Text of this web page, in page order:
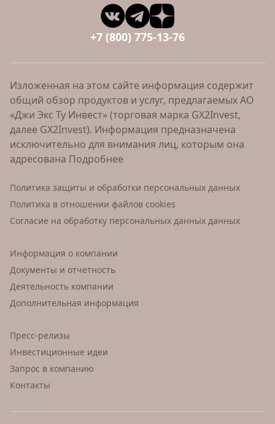
+7 (800) 775-13-76
Изложенная на этом сайте информация содержит
общий обзор продуктов и услуг, предлагаемых АО
«Джи Экс Ту Инвест» (торговая марка GX2Invest,
далее GX2Invest). Информация предназначена
исключительно для внимания лиц, которым она
адресована Подробнее
Политика защиты и обработки персональных данных
Политика в отношении файлов cookies
Согласие на обработку персональных данных данных
Информация о компании
Документы и отчетность
Деятельность компании
Дополнительная информация
Пресс-релизы
Инвестиционные идеи
Запрос в компанию
Контакты